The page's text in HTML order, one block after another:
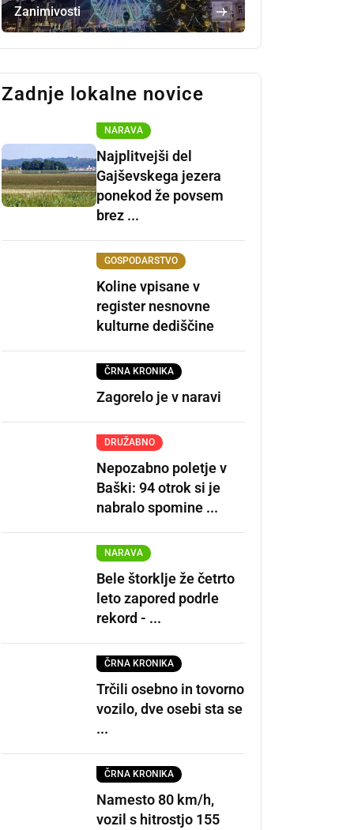
Zanimivosti
Zadnje lokalne novice
NARAVA
Najplitvejši del
Gajševskega jezera
ponekod že povsem
brez ...
GOSPODARSTVO
Koline vpisane v
register nesnovne
kulturne dediščine
ČRNA KRONIKA
Zagorelo je v naravi
DRUŽABNO
Nepozabno poletje v
Baški: 94 otrok si je
nabralo spomine ...
NARAVA
Bele štorklje že četrto
leto zapored podrle
rekord - ...
ČRNA KRONIKA
Trčili osebno in tovorno
vozilo, dve osebi sta se
...
ČRNA KRONIKA
Namesto 80 km/h,
vozil s hitrostjo 155